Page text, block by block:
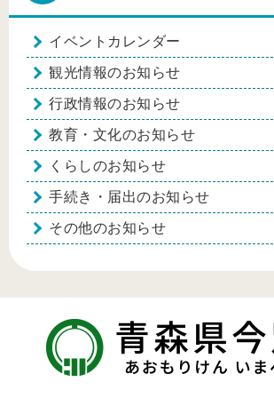
イベントカレンダー
観光情報のお知らせ
行政情報のお知らせ
教育・文化のお知らせ
くらしのお知らせ
手続き・届出のお知らせ
その他のお知らせ